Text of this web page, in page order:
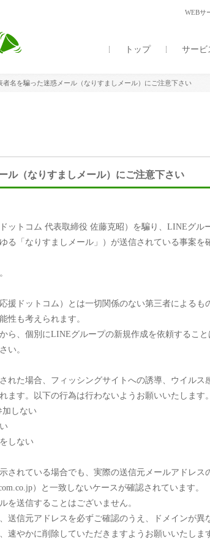
WEBサ
トップ サービ
を騙った迷惑メール（なりすましメール）にご注意下さい
ル（なりすましメール）にご注意下さい
ットコム 代表取締役 佐藤克昭）を騙り、LINEグル
る「なりすましメール」）が送信されている事案を
援ドットコム）とは一切関係のない第三者によるも
性も考えられます。
ら、個別にLINEグループの新規作成を依頼すること
い。
れた場合、フィッシングサイトへの誘導、ウイルス
ます。以下の行為は行わないようお願いいたします。
加しない
しない
されている場合でも、実際の送信元メールアドレス
）と一致しないケースが確認されています。
を送信することはございません。
送信元アドレスを必ずご確認のうえ、ドメインが異
速やかに削除していただきますようお願いいたしま